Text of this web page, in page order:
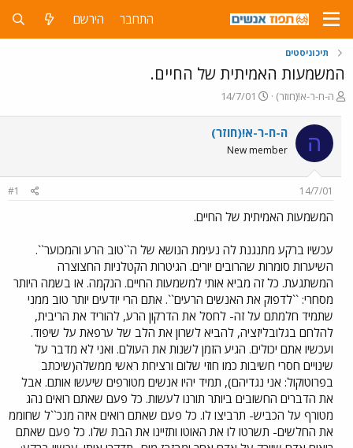
התחבר הירשם
תיכוניסטים
המשמעות האמיתית של החיים.
פ
ח
ה
ו
ש
ה-ח-ר-א!(חוזר)
פ
ס
ם
ת
י
14/7/01
ה ה-ח-ר-א!(חוזר)
New member
14/7/01
#1
המשמעות האמיתית של החיים.
עכשיו ברקע מתנגנת לה נעימת הנושא של ה``טוב הרע והמכוער``.
השיערות סומרות שהרובים יורים. הגיטרות הקטלניות החצוצרה
המשתגעת. כל זה מביא אותי למשמעות החיים. הנקמה. או בשמה היותר
מסחרי: ``לדפוק את האנשים הרעים``. אתם הרי יודעים יותר טוב ממני
שתמיד חלמתם על זה- לחסל את הדרקון הרע, להוריד את הריבית,
להלחם בגלובליזציה, להביא לשרון את הלב של ערפאת על שיפוד.
ועכשיו אתם יכולים. הגיע הזמן לשנות את העולם. ואני לא מדבר על
שינויים חסרי חשיבות כמו חוזי שלום ורציחת ראשי ממשלה(שיכתב
בפרוטוקול: אני נגדיהם), תמיד יהיו אנשים מטורפים שיעשו אותם. אבל
את הדברים החשובים ביותר תורנו לעשות. כל פעם שאתם רואים נהג
מטורף על הכביש- תרביצו לו. כל פעם שאתם רואים איזה מנכ``ל שחוממ
את החלשים- תשרטו לו את האוטו ותזיינו את הבת שלו. כל פעם שאתם